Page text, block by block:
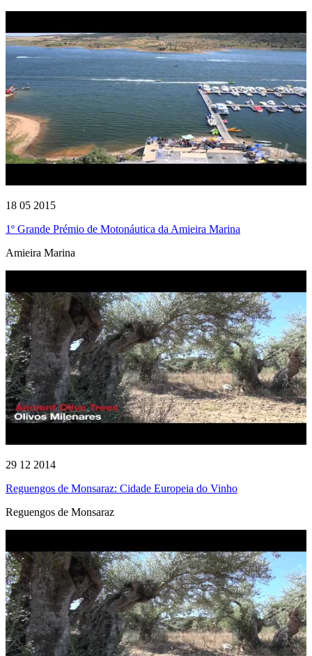
18 05 2015
1º Grande Prémio de Motonáutica da Amieira Marina
Amieira Marina
29 12 2014
Reguengos de Monsaraz: Cidade Europeia do Vinho
Reguengos de Monsaraz